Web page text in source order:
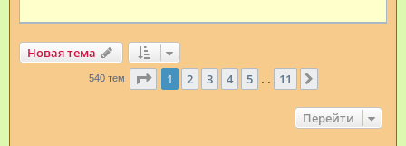
Новая тема
540 тем Страница из 11
1 2 3 4 5 11
Перейти